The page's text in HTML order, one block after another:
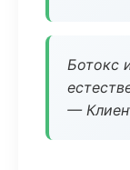
Ботокс
—